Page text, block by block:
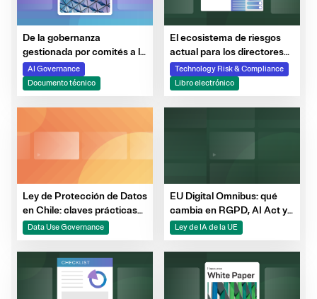
De la gobernanza
gestionada por comités a la
gobernanza desde el diseño
AI Governance
Documento técnico
El ecosistema de riesgos
actual para los directores
de seguridad de la
información: IA, terceros,
partes ulteriores y mucho
más
Technology Risk & Compliance
Libro electrónico
Ley de Protección de Datos
en Chile: claves prácticas
para estar listos a tiempo
Data Use Governance
EU Digital Omnibus: qué
cambia en RGPD, AI Act y
ePrivacy
Ley de IA de la UE